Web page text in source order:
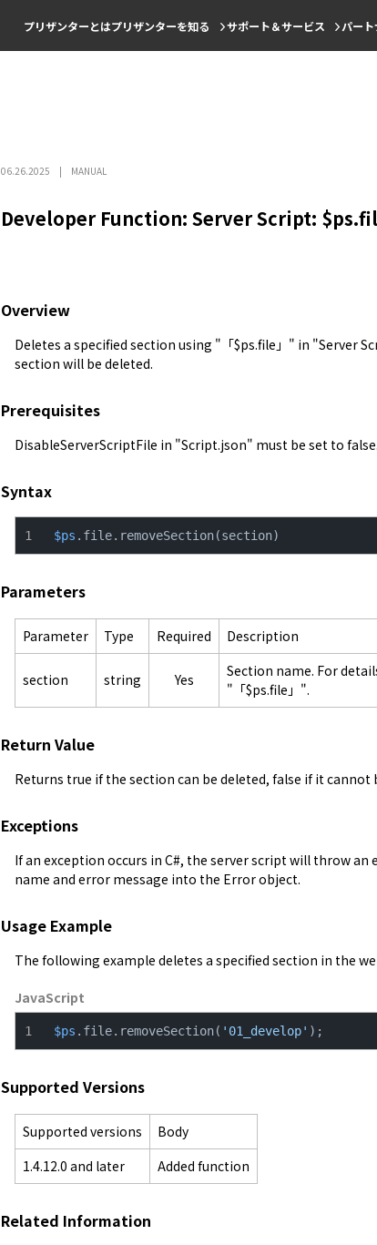
プリザンターとはプリザンターを知る サポート＆サービス パート
06.26.2025 MANUAL
Developer Function: Server Script:
Overview
Deletes a specified section using "「$ps.file」" in "Server
section will be deleted.
Prerequisites
DisableServerScriptFile in "Script.json" must be set to false.
Syntax
$ps .file.removeSection(section)
Parameters
Parameter Type Required Description
section string Yes
Section name. For
"「$ps.file」".
Return Value
Returns true if the section can be deleted, false if it cannot
Exceptions
If an exception occurs in C#, the server script will throw
name and error message into the Error object.
Usage Example
The following example deletes a specified section in the
JavaScript
$ps .file.removeSection( '01_develop' );
Supported Versions
Supported versions
Body
1.4.12.0 and later
Added function
Related Information